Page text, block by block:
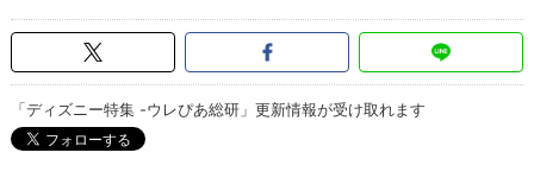
「ディズニー特集 -ウレぴあ総研」更新情報が受け取れます